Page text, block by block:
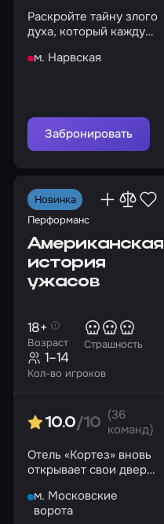
Раскройте тайну злого
духа, который каждую
несчастную семью
м. Нарвская
Забронировать
Новинка
Перформанс
Американская
история
ужасов
Возраст
18+
Страшность
Кол-во игроков
1–14
10.0/10
(36
команд)
Отель «Кортез» вновь
открывает свои двери
м. Московские
ворота